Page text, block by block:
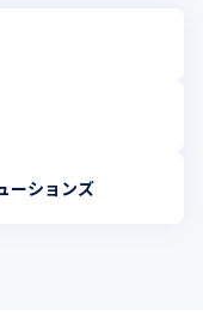
ーションズ